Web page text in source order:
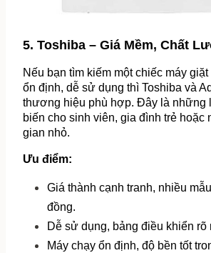
5. Toshiba – Giá Mềm, Chất
Nếu bạn tìm kiếm một chiếc máy
ổn định, dễ sử dụng thì Toshiba và
thương hiệu phù hợp. Đây là những
biến cho sinh viên, gia đình trẻ hoặc
gian nhỏ.
Ưu điểm:
Giá thành cạnh tranh, nhiều
đồng.
Dễ sử dụng, bảng điều khiển rõ
Máy chạy ổn định, độ bền tốt